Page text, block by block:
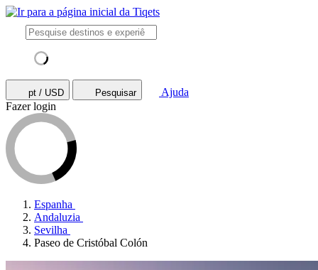
pt / USD Pesquisar
Ajuda
Fazer login
Espanha
Andaluzia
Sevilha
Paseo de Cristóbal Colón